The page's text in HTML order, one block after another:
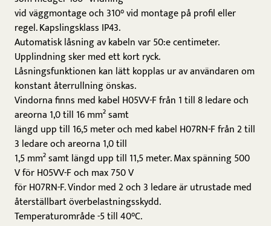
vid väggmontage och 310° vid montage på profil eller
regel. Kapslingsklass IP43.
Automatisk låsning av kabeln var 50:e centimeter.
Upplindning sker med ett kort ryck.
Låsningsfunktionen kan lätt kopplas ur av användaren om
konstant återrullning önskas.
Vindorna finns med kabel H05VV-F från 1 till 8 ledare och
areorna 1,0 till 16 mm² samt
längd upp till 16,5 meter och med kabel H07RN-F från 2 till
3 ledare och areorna 1,0 till
1,5 mm² samt längd upp till 11,5 meter. Max spänning 500
V för H05VV-F och max 750 V
för H07RN-F. Vindor med 2 och 3 ledare är utrustade med
återställbart överbelastningsskydd.
Temperaturområde -5 till 40°C.